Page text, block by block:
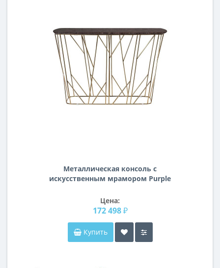
Металлическая консоль с
искусственным мрамором Purple
CST393
Цена:
172 498 ₽
Купить